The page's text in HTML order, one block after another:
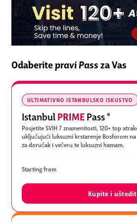
Odaberitepravi Passza Vas
ULTIMATIVNO ISTANBULSKO ISKUSTVO
IstanbulPRIMEPass ®
Posjetite SVIH 7 znamenitosti, 120+ top
uključujući luksuzni krstarenje Bosforom na
za doručak i večeru te luksuzni hamam.
Starting from
Kupite i